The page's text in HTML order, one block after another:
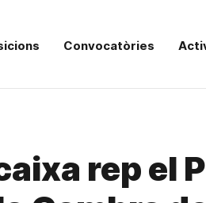
Convocatòries
rep el